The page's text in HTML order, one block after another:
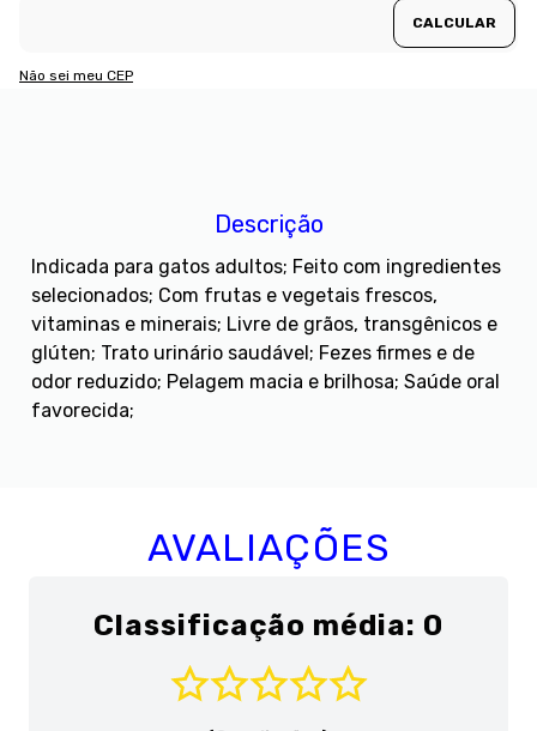
Não sei meu CEP
Descrição
Indicada para gatos adultos; Feito com ingredientes
selecionados; Com frutas e vegetais frescos,
vitaminas e minerais; Livre de grãos, transgênicos e
glúten; Trato urinário saudável; Fezes firmes e de
odor reduzido; Pelagem macia e brilhosa; Saúde oral
favorecida;
AVALIAÇÕES
Classificação média: 0